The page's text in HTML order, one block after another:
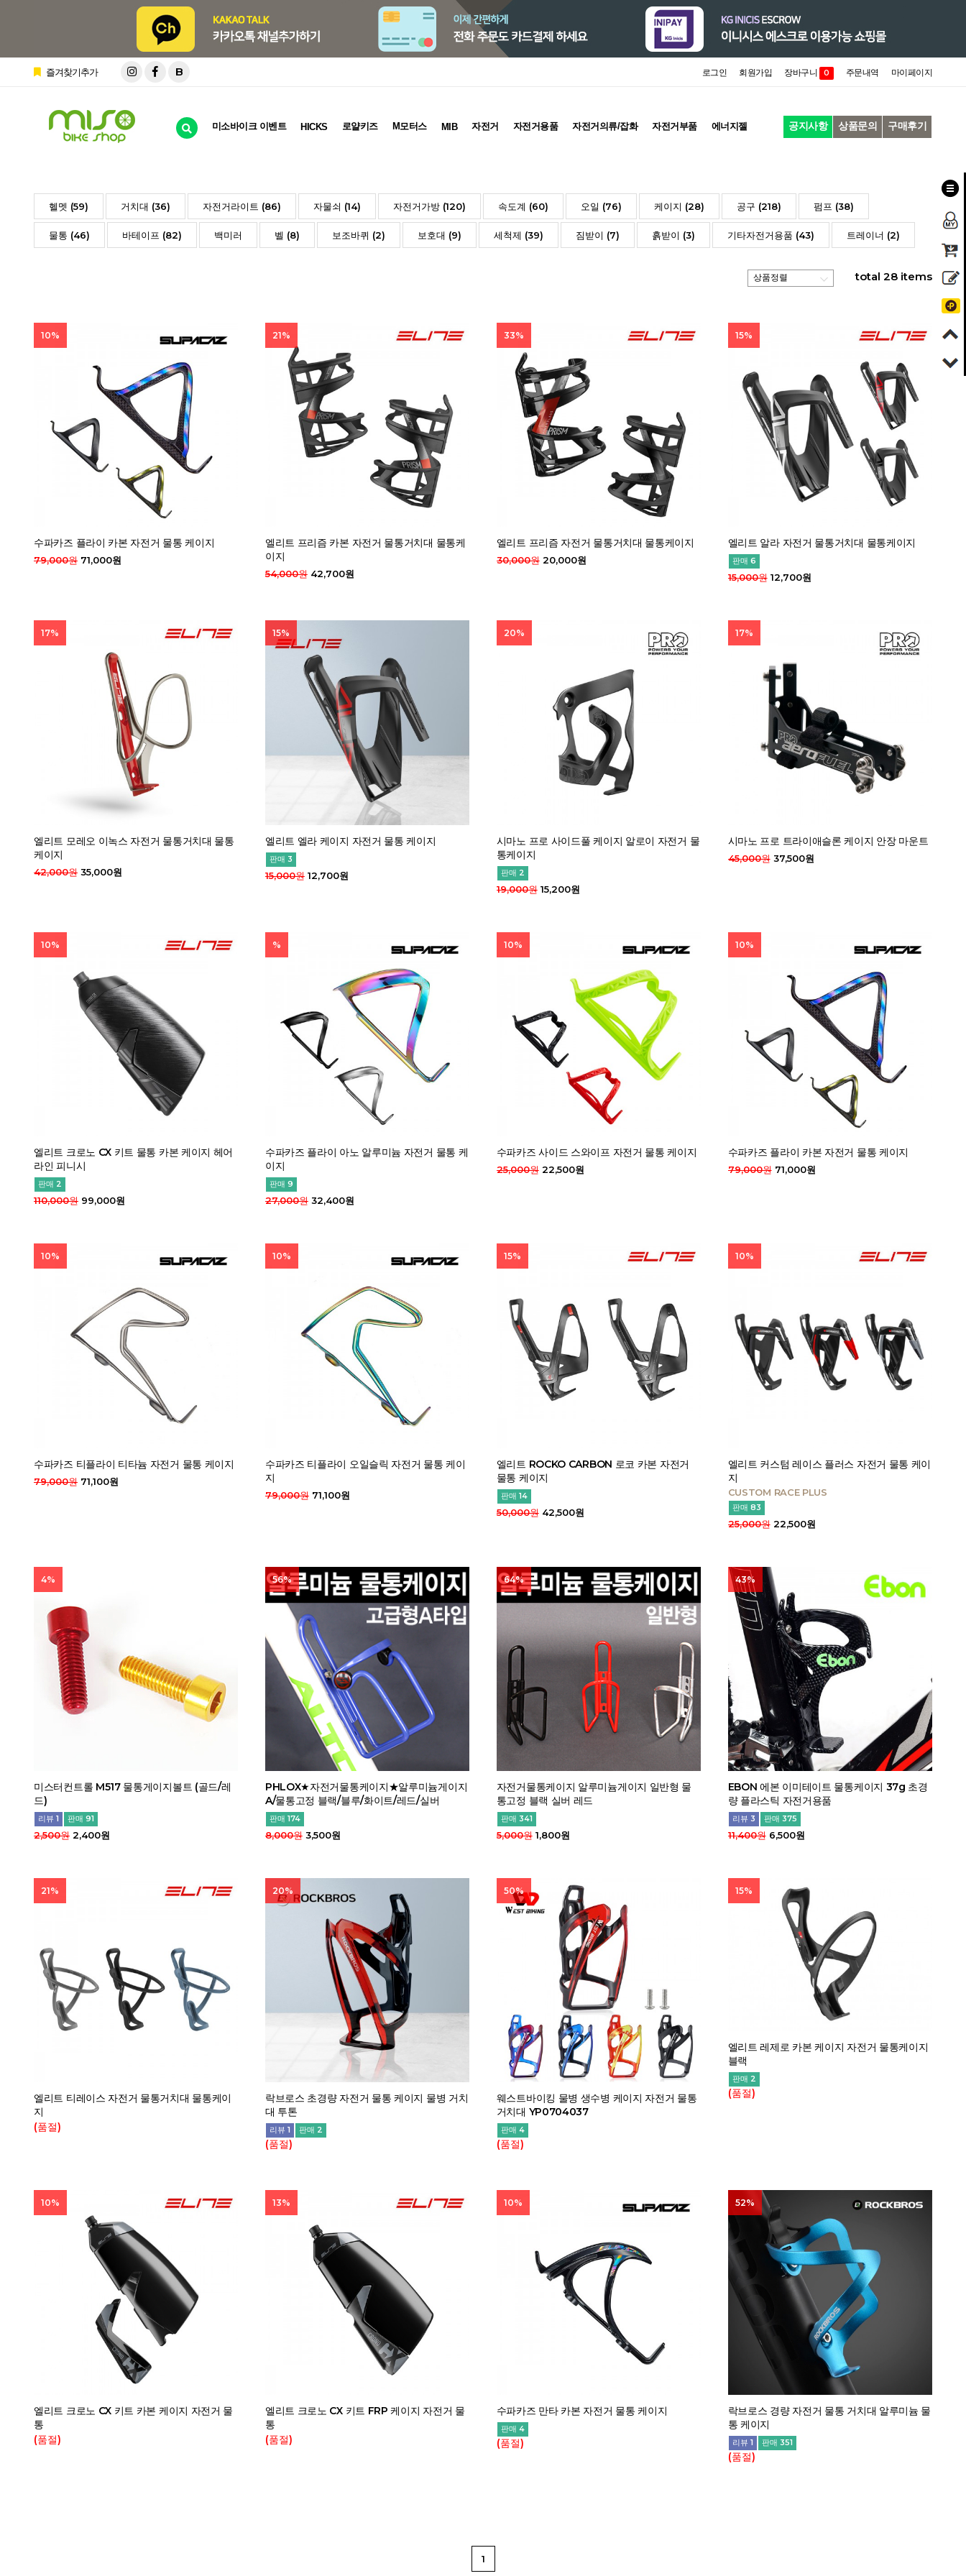
즐겨찾기추가 B 로그인 회원가입 장바구니 0 주문내역 마이페이지
미소바이크 이벤트 HICKS 로얄키즈 M모터스 MIB 자전거 자전거용품 자전거의류/잡화 자전거부품 에너지젤 공지사항 상품문의 구매후기
헬멧 (59) 거치대 (36) 자전거라이트 (86) 자물쇠 (14) 자전거가방 (120) 속도계 (60) 오일 (76) 케이지 (28) 공구 (218) 펌프 (38)
물통 (46) 바테이프 (82) 백미러 벨 (8) 보조바퀴 (2) 보호대 (9) 세척제 (39) 짐받이 (7) 흙받이 (3) 기타자전거용품 (43) 트레이너 (2)
total 28 items
수파카즈 플라이 카본 자전거 물통 케이지
10%
79,000원 71,000원
엘리트 프리즘 카본 자전거 물통거치대 물통케
이지
21%
54,000원42,700원
엘리트 프리즘 자전거 물통거치대 물통케이지
33%
30,000원20,000원
엘리트 알라 자전거 물통거치대 물통케이지
판매 6
15%
15,000원12,700원
엘리트 모레오 이녹스 자전거 물통거치대 물통
케이지
17%
42,000원 35,000원
엘리트 엘라 케이지 자전거 물통 케이지
판매 3
15%
15,000원12,700원
시마노 프로 사이드풀 케이지 알로이 자전거 물
통케이지
판매 2
20%
19,000원15,200원
시마노 프로 트라이애슬론 케이지 안장 마운트
17%
45,000원37,500원
엘리트 크로노 CX 키트 물통 카본 케이지 헤어
라인 피니시
판매 2
10%
110,000원 99,000원
수파카즈 플라이 아노 알루미늄 자전거 물통 케
이지
판매 9
%
27,000원32,400원
수파카즈 사이드 스와이프 자전거 물통 케이지
10%
25,000원22,500원
수파카즈 플라이 카본 자전거 물통 케이지
10%
79,000원71,000원
수파카즈 티플라이 티타늄 자전거 물통 케이지
10%
79,000원 71,100원
수파카즈 티플라이 오일슬릭 자전거 물통 케이
지
10%
79,000원71,100원
엘리트 ROCKO CARBON 로코 카본 자전거
물통 케이지
판매 14
15%
50,000원42,500원
엘리트 커스텀 레이스 플러스 자전거 물통 케이
지
CUSTOM RACE PLUS
판매 83
10%
25,000원22,500원
미스터컨트롤 M517 물통게이지볼트 (골드/레
드)
리뷰 1 판매 91
4%
2,500원 2,400원
PHLOX★자전거물통케이지★알루미늄게이지
A/물통고정 블랙/블루/화이트/레드/실버
판매 174
56%
8,000원3,500원
자전거물통케이지 알루미늄게이지 일반형 물
통고정 블랙 실버 레드
판매 341
64%
5,000원1,800원
EBON 에본 이미테이트 물통케이지 37g 초경
량 플라스틱 자전거용품
리뷰 3 판매 375
43%
11,400원6,500원
엘리트 티레이스 자전거 물통거치대 물통케이
지
21%
(품절)
락브로스 초경량 자전거 물통 케이지 물병 거치
대 투톤
리뷰 1 판매 2
20%
(품절)
웨스트바이킹 물병 생수병 케이지 자전거 물통
거치대 YP0704037
판매 4
50%
(품절)
엘리트 레제로 카본 케이지 자전거 물통케이지
블랙
판매 2
15%
(품절)
엘리트 크로노 CX 키트 카본 케이지 자전거 물
통
10%
(품절)
엘리트 크로노 CX 키트 FRP 케이지 자전거 물
통
13%
(품절)
수파카즈 만타 카본 자전거 물통 케이지
판매 4
10%
(품절)
락브로스 경량 자전거 물통 거치대 알루미늄 물
통 케이지
리뷰 1 판매 351
52%
(품절)
1